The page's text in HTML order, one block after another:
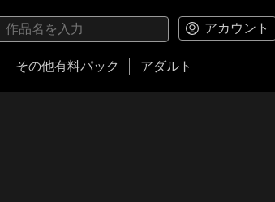
アカウント
その他有料パック アダルト